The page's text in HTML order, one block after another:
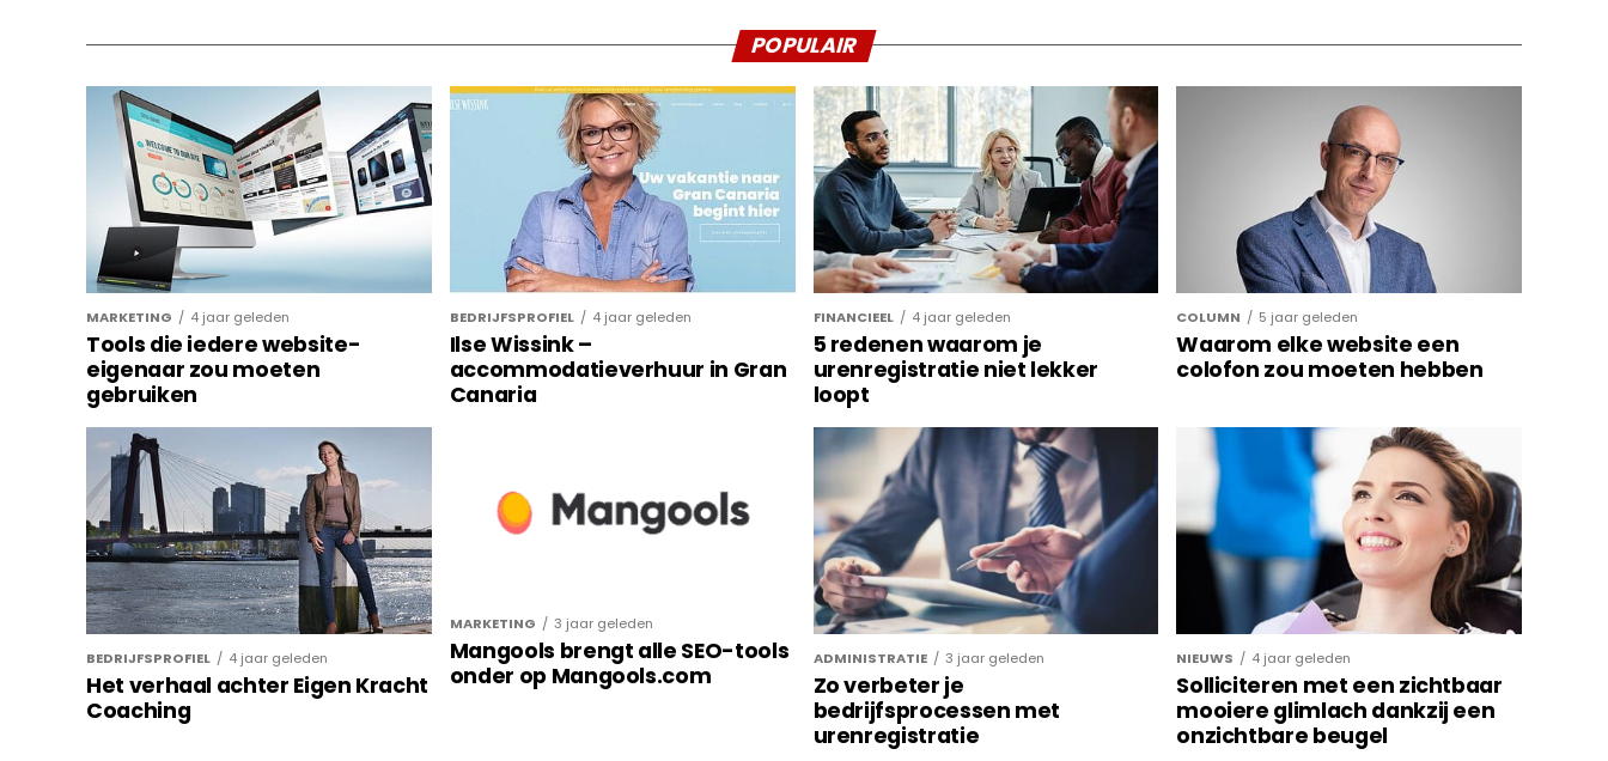
POPULAIR
MARKETING 4 jaar geleden
Tools die iedere website-
eigenaar zou moeten
gebruiken
BEDRIJFSPROFIEL 4 jaar geleden
Ilse Wissink –
accommodatieverhuur in Gran
Canaria
FINANCIEEL 4 jaar geleden
5 redenen waarom je
urenregistratie niet lekker
loopt
COLUMN 5 jaar geleden
Waarom elke website een
colofon zou moeten hebben
BEDRIJFSPROFIEL 4 jaar geleden
Het verhaal achter Eigen Kracht
Coaching
MARKETING 3 jaar geleden
Mangools brengt alle SEO-tools
onder op Mangools.com
ADMINISTRATIE 3 jaar geleden
Zo verbeter je
bedrijfsprocessen met
urenregistratie
NIEUWS 4 jaar geleden
Solliciteren met een zichtbaar
mooiere glimlach dankzij een
onzichtbare beugel